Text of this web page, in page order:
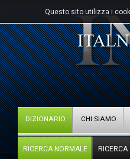
Questo sito utilizza i
DIZIONARIO CHI SIAMO
RICERCA NORMALE